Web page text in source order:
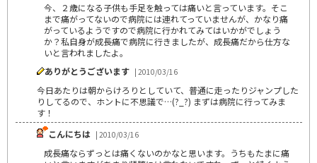
今、２歳になる子供も手足を触っては痛いと言っています。そこ
まで痛がってないので病院には連れてっていませんが、かなり痛
がっているようですので病院に行かれてみてはいかがでしょう
か？私自身が成長痛で病院に行きましたが、成長痛だから仕方な
いと言われましたよ。
ありがとうございます | 2010/03/16
今日あたりは朝からけろりとしていて、普通に走ったりジャンプした
りしてるので、ホントに不思議で…(?_?) まずは病院に行ってみま
す！
こんにちは | 2010/03/16
成長痛ならずっとは痛くないのかなと思います。うちもたまに痛